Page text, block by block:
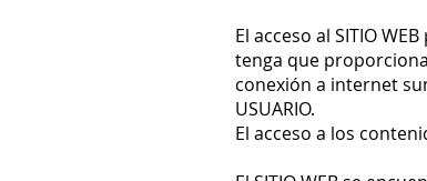
El acceso al SITIO
tenga que
conexión a internet
USUARIO.
El acceso a los